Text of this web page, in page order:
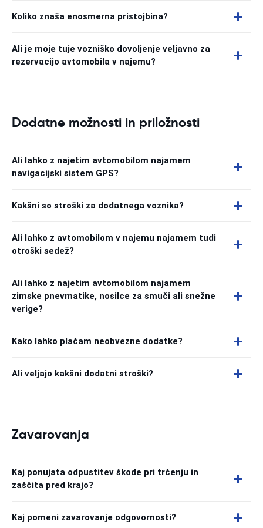
Koliko znaša enosmerna pristojbina?
Ali je moje tuje vozniško dovoljenje veljavno za
rezervacijo avtomobila v najemu?
Dodatne možnosti in priložnosti
Ali lahko z najetim avtomobilom najamem
navigacijski sistem GPS?
Kakšni so stroški za dodatnega voznika?
Ali lahko z avtomobilom v najemu najamem tudi
otroški sedež?
Ali lahko z najetim avtomobilom najamem
zimske pnevmatike, nosilce za smuči ali snežne
verige?
Kako lahko plačam neobvezne dodatke?
Ali veljajo kakšni dodatni stroški?
Zavarovanja
Kaj ponujata odpustitev škode pri trčenju in
zaščita pred krajo?
Kaj pomeni zavarovanje odgovornosti?